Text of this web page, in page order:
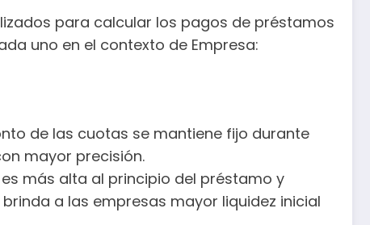
para calcular los pagos de préstamos
uno en el contexto de Empresa:
de las cuotas se mantiene fijo durante
mayor precisión.
más alta al principio del préstamo y
a las empresas mayor liquidez inicial